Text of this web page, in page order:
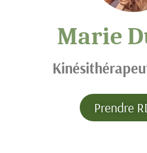
Marie
Prendre